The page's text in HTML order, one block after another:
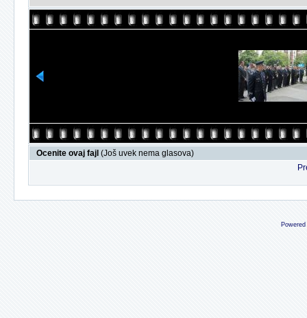
Ocenite ovaj fajl (Još uvek nema glasova)